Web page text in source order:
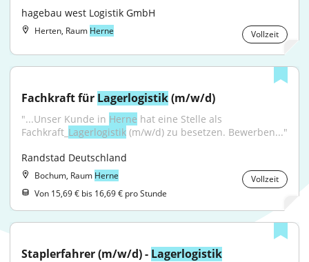
hagebau west Logistik GmbH
Herten, Raum Herne Vollzeit
Fachkraft für Lagerlogistik (m/w/d)
"...Unser Kunde in Herne hat eine Stelle als
Fachkraft_ Lagerlogistik (m/w/d) zu besetzen. Bewerben..."
Randstad Deutschland
Bochum, Raum Herne
Vollzeit
Von 15,69 € bis 16,69 € pro Stunde
Staplerfahrer (m/w/d) - Lagerlogistik